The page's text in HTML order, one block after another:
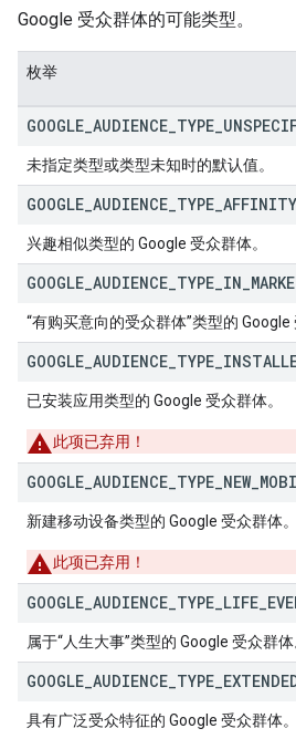
Google 受众群体的可能类型。
枚举
GOOGLE AUDIENCE TYPE
未指定类型或类型未知时的默认值。
GOOGLE AUDIENCE TYPE AFFINITY
兴趣相似类型的 Google 受众群体。
GOOGLE AUDIENCE TYPE IN
“有购买意向的受众群体”类型的 Google
GOOGLE AUDIENCE TYPE
已安装应用类型的 Google 受众群体。
此项已弃用！
GOOGLE AUDIENCE TYPE NEW_
新建移动设备类型的 Google 受众群体。
此项已弃用！
GOOGLE AUDIENCE TYPE LIFE
属于“人生大事”类型的 Google 受众群体
GOOGLE AUDIENCE TYPE
具有广泛受众特征的 Google 受众群体。